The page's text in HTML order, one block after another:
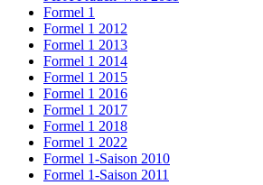
Formel 1
Formel 1 2012
Formel 1 2013
Formel 1 2014
Formel 1 2015
Formel 1 2016
Formel 1 2017
Formel 1 2018
Formel 1 2022
Formel 1-Saison 2010
Formel 1-Saison 2011